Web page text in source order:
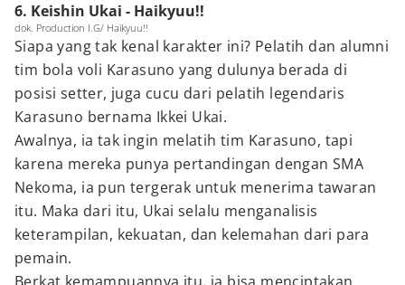
6. Keishin Ukai - Haikyuu!!
dok. Production I.G/ Haikyuu!!
Siapa yang tak kenal karakter ini? Pelatih dan alumni
tim bola voli Karasuno yang dulunya berada di
posisi setter, juga cucu dari pelatih legendaris
Karasuno bernama Ikkei Ukai.
Awalnya, ia tak ingin melatih tim Karasuno, tapi
karena mereka punya pertandingan dengan SMA
Nekoma, ia pun tergerak untuk menerima tawaran
itu. Maka dari itu, Ukai selalu menganalisis
keterampilan, kekuatan, dan kelemahan dari para
pemain.